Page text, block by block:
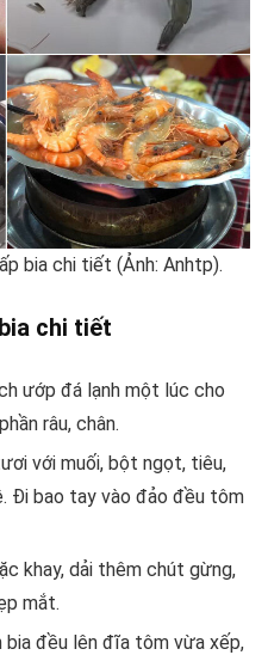
bia chi tiết (Ảnh: Anhtp).
chi tiết
ướp đá lạnh một lúc cho
râu, chân.
với muối, bột ngọt, tiêu,
Đi bao tay vào đảo đều tôm
khay, dải thêm chút gừng,
mắt.
bia đều lên đĩa tôm vừa xếp,